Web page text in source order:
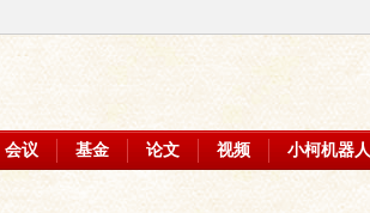
会议 基金 论文 视频 小柯机器人